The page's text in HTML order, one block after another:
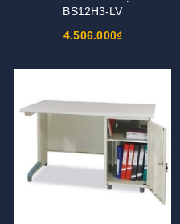
BS12H3-LV
4.506.000₫